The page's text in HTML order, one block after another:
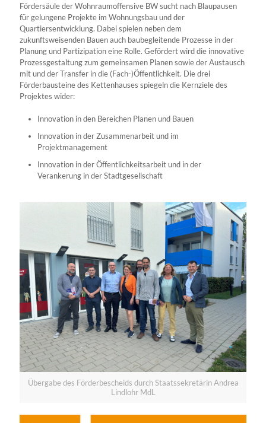
Fördersäule der Wohnraumoffensive BW sucht nach Blaupausen
für gelungene Projekte im Wohnungsbau und der
Quartiersentwicklung. Dabei spielen neben dem
zukunftsweisenden Bauen auch baubegleitende Prozesse in der
Planung und Partizipation eine Rolle. Gefördert wird die innovative
Prozessgestaltung zum gemeinsamen Planen sowie der Austausch
mit und der Transfer in die (Fach-)Öffentlichkeit. Die drei
Förderbausteine des Kettenhauses spiegeln die Kernziele des
Projektes wider:
Innovation in den Bereichen Planen und Bauen
Innovation in der Zusammenarbeit und im
Projektmanagement
Innovation in der Öffentlichkeitsarbeit und in der
Verankerung in der Stadtgesellschaft
Übergabe des Förderbescheids durch Staatssekretärin Andrea
Lindlohr MdL